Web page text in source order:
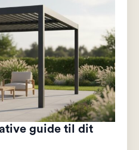
guide til dit